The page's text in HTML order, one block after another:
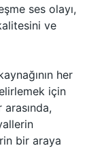
ses olayı,
ve
her
için
bir araya